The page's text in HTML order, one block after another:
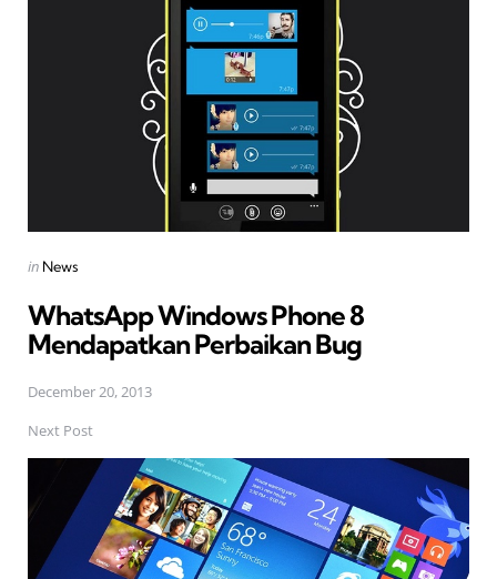
Posted
in News
WhatsApp Windows Phone 8
Mendapatkan Perbaikan Bug
December 20, 2013
Next Post